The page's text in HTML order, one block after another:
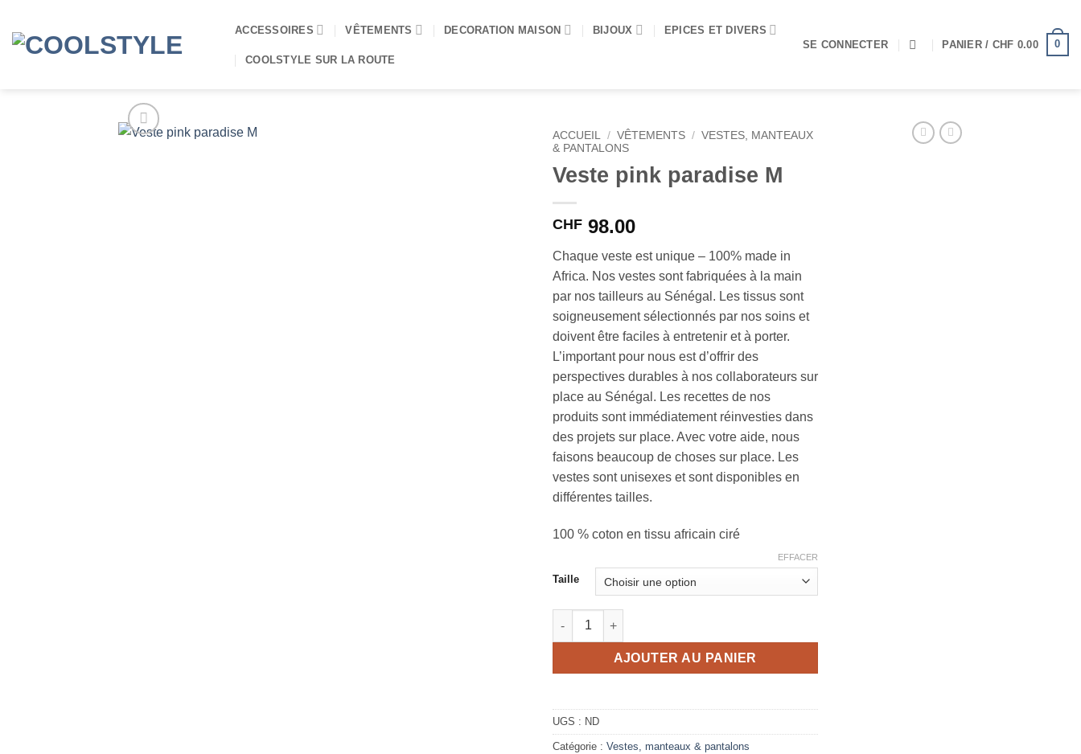
au
contenu
ACCESSOIRES VÊTEMENTS DECORATION MAISON BIJOUX EPICES ET DIVERS
COOLSTYLE SUR LA ROUTE
SE CONNECTER PANIER / CHF 0.00 0
ACCUEIL / VÊTEMENTS / VESTES, MANTEAUX
& PANTALONS
Veste pink paradise M
CHF 98.00
Chaque veste est unique – 100% made in
Africa. Nos vestes sont fabriquées à la main
par nos tailleurs au Sénégal. Les tissus sont
soigneusement sélectionnés par nos soins et
doivent être faciles à entretenir et à porter.
L’important pour nous est d’offrir des
perspectives durables à nos collaborateurs sur
place au Sénégal. Les recettes de nos
produits sont immédiatement réinvesties dans
des projets sur place. Avec votre aide, nous
faisons beaucoup de choses sur place. Les
vestes sont unisexes et sont disponibles en
différentes tailles.
100 % coton en tissu africain ciré
Taille
EFFACER
quantité de Veste pink paradise M
AJOUTER AU PANIER
UGS : ND
Catégorie : Vestes, manteaux & pantalons